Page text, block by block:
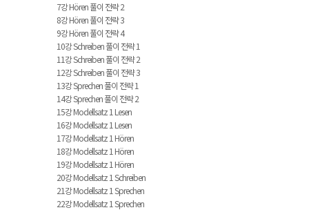
7강 Hören 풀이 전략 2
8강 Hören 풀이 전략 3
9강 Hören 풀이 전략 4
10강 Schreiben 풀이 전략 1
11강 Schreiben 풀이 전략 2
12강 Schreiben 풀이 전략 3
13강 Sprechen 풀이 전략 1
14강 Sprechen 풀이 전략 2
15강 Modellsatz 1 Lesen
16강 Modellsatz 1 Lesen
17강 Modellsatz 1 Hören
18강 Modellsatz 1 Hören
19강 Modellsatz 1 Hören
20강 Modellsatz 1 Schreiben
21강 Modellsatz 1 Sprechen
22강 Modellsatz 1 Sprechen